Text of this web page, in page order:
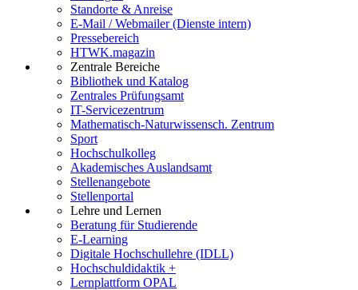
Standorte & Anreise
E-Mail / Webmailer (Dienste intern)
Pressebereich
HTWK.magazin
Zentrale Bereiche
Bibliothek und Katalog
Zentrales Prüfungsamt
IT-Servicezentrum
Mathematisch-Naturwissensch. Zentrum
Sport
Hochschulkolleg
Akademisches Auslandsamt
Stellenangebote
Stellenportal
Lehre und Lernen
Beratung für Studierende
E-Learning
Digitale Hochschullehre (IDLL)
Hochschuldidaktik +
Lernplattform OPAL